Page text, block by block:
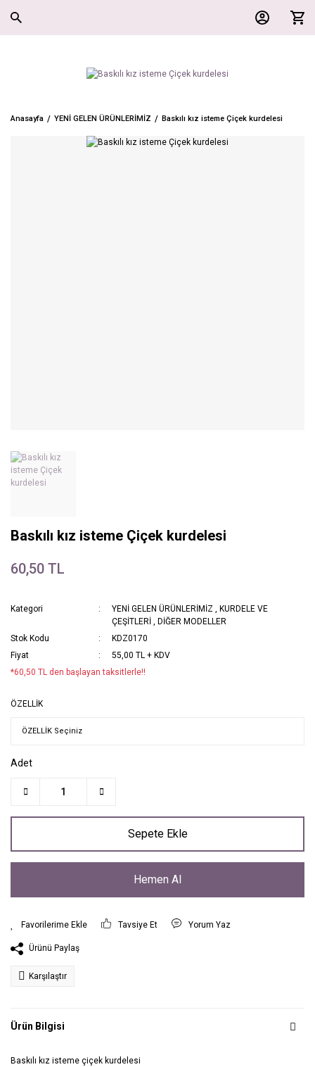
Anasayfa YENİ GELEN ÜRÜNLERİMİZ Baskılı kız isteme Çiçek kurdelesi
Baskılı kız isteme Çiçek kurdelesi
60,50 TL
Kategori YENİ GELEN ÜRÜNLERİMİZ , KURDELE VE
ÇEŞİTLERİ , DİĞER MODELLER
Stok Kodu
KDZ0170
Fiyat
55,00 TL + KDV
*60,50 TL den başlayan taksitlerle!!
ÖZELLİK
Adet
Sepete Ekle
Hemen Al
Tavsiye Et Yorum Yaz
Ürünü Paylaş
Karşılaştır
Ürün Bilgisi
Baskılı kız isteme çiçek kurdelesi